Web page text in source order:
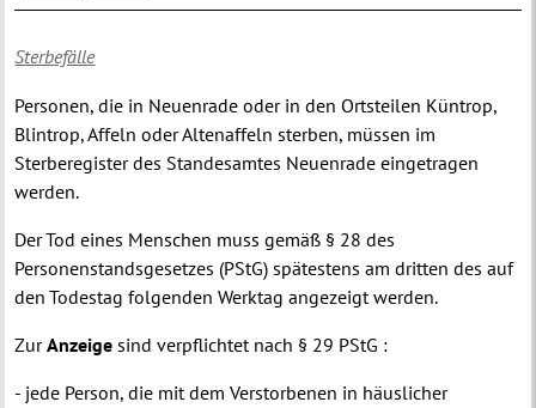
Sterbefälle
Personen, die in Neuenrade oder in den Ortsteilen Küntrop,
Blintrop, Affeln oder Altenaffeln sterben, müssen im
Sterberegister des Standesamtes Neuenrade eingetragen
werden.
Der Tod eines Menschen muss gemäß § 28 des
Personenstandsgesetzes (PStG) spätestens am dritten des auf
den Todestag folgenden Werktag angezeigt werden.
ZurAnzeige sind verpflichtet nach § 29 PStG :
- jede Person, die mit dem Verstorbenen in häuslicher